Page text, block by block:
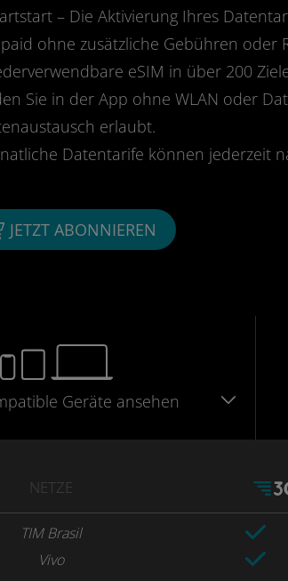
– Die Aktivierung Ihres
ohne zusätzliche Gebühren oder
eSIM in über 200
Sie in der App ohne WLAN oder
erlaubt.
Datentarife können jederzeit
JETZT ABONNIEREN
Geräte ansehen
NETZE
TIM Brasil
Vivo